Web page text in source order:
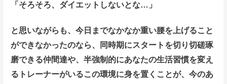
「そろそろ、ダイエットしないとな… 」
と思いながらも、今日までなかなか重い腰を上げること
ができなかったのなら、同時期にスタートを切り切磋琢
磨できる仲間達や、半強制的にあなたの生活習慣を変え
るトレーナーがいるこの環境に身を置くことが、今のあ